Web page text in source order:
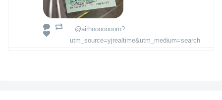
@airhooooooorn?
utm_source=yjrealtime&utm_medium=search